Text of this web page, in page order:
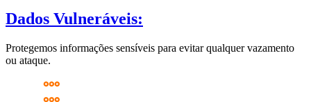
Dados Vulneráveis:
Protegemos informações sensíveis para evitar qualquer vazamento
ou ataque.